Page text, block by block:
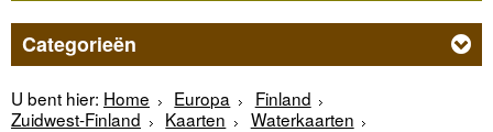
Categorieën
U bent hier: Home Europa
Finland
Zuidwest-Finland
Kaarten Waterkaarten